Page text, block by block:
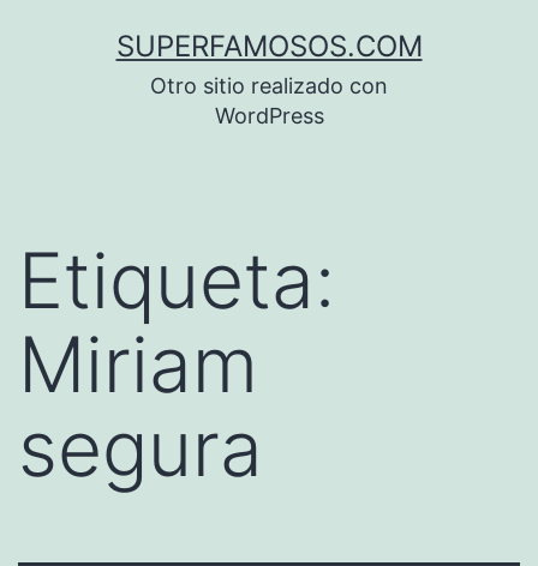
SUPERFAMOSOS.COM
Otro sitio realizado con
WordPress
Etiqueta:
Miriam
segura